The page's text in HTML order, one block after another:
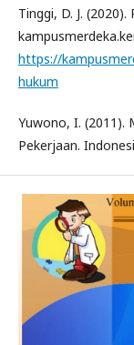
Tinggi, D. J.
https://
hukum
Yuwono, I. (2011).
Pekerjaan.